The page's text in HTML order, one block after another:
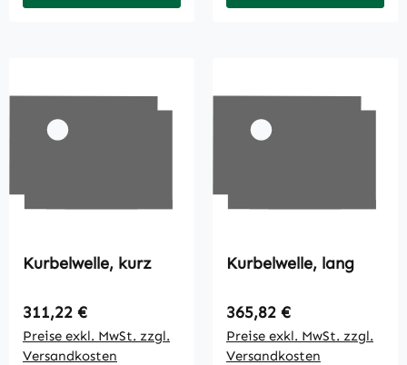
Kurbelwelle, kurz
Regulärer Preis:
311,22 €
Preise exkl. MwSt. zzgl.
Versandkosten
Kurbelwelle, lang
Regulärer Preis:
365,82 €
Preise exkl. MwSt. zzgl.
Versandkosten